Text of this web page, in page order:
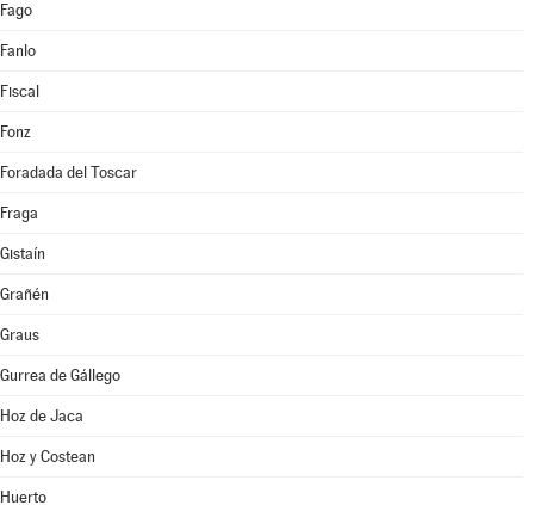
Fago
Fanlo
Fiscal
Fonz
Foradada del Toscar
Fraga
Gistaín
Grañén
Graus
Gurrea de Gállego
Hoz de Jaca
Hoz y Costean
Huerto